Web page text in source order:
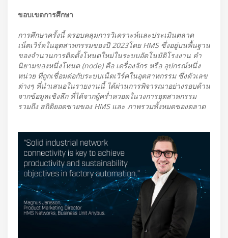
ขอบเขตการศึกษา
การศึกษาครั้งนี้ ครอบคลุมการวิเคราะห์และประเมินตลาด
เน็ตเวิร์คในอุตสาหกรรมของปี 2023โดย HMS ซึ่งอยู่บนพื้นฐาน
ของจำนวนการติดตั้งโหนดใหม่ในระบบอัตโนมัติโรงงาน คำ
นิยามของหนึ่งโหนด (node) คือ เครื่องจักร หรือ อุปกรณ์หนึ่ง
หน่วย ที่ถูกเชื่อมต่อกับระบบเน็ตเวิร์คในอุตสาหกรรม ซึ่งตัวเลข
ต่างๆ ที่นำเสนอในรายงานนี้ ได้ผ่านการพิจารณาอย่างรอบด้าน
จากข้อมูลเชิงลึก ที่ได้จากผู้คร่ำหวอดในวงการอุตสาหกรรม
รวมถึง สถิติยอดขายของ HMS และ ภาพรวมทั้งหมดของตลาด